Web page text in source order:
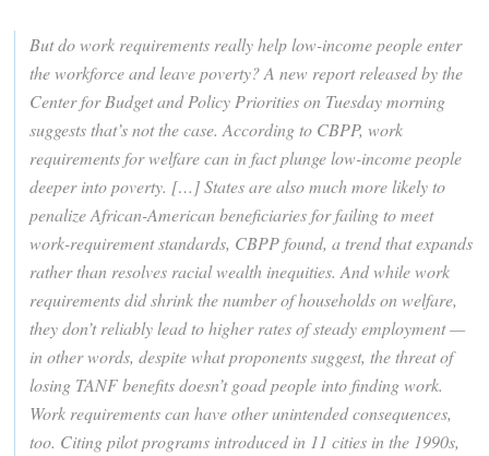
But do work requirements really help low-income people enter
the workforce and leave poverty? A new report released by the
Center for Budget and Policy Priorities on Tuesday morning
suggests that’s not the case. According to CBPP, work
requirements for welfare can in fact plunge low-income people
deeper into poverty. […] States are also much more likely to
penalize African-American beneficiaries for failing to meet
work-requirement standards, CBPP found, a trend that expands
rather than resolves racial wealth inequities. And while work
requirements did shrink the number of households on welfare,
they don’t reliably lead to higher rates of steady employment —
in other words, despite what proponents suggest, the threat of
losing TANF benefits doesn’t goad people into finding work.
Work requirements can have other unintended consequences,
too. Citing pilot programs introduced in 11 cities in the 1990s,